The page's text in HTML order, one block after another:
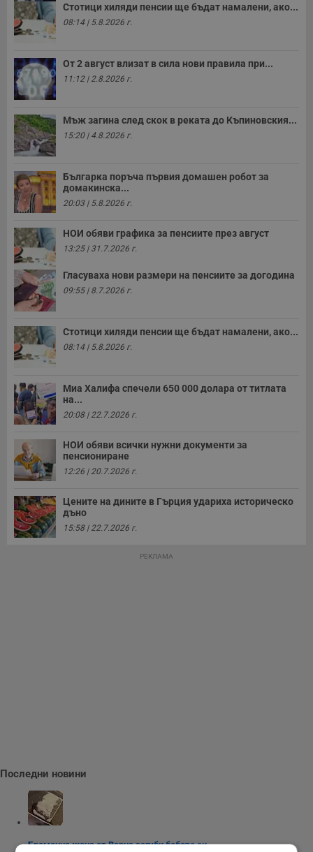
Стотици хиляди пенсии ще бъдат намалени, ако...
08:14 | 5.8.2026 г.
От 2 август влизат в сила нови правила при...
11:12 | 2.8.2026 г.
Мъж загина след скок в реката до Къпиновския...
15:20 | 4.8.2026 г.
Българка поръча първия домашен робот за
домакинска...
20:03 | 5.8.2026 г.
НОИ обяви графика за пенсиите през август
13:25 | 31.7.2026 г.
Гласуваха нови размери на пенсиите за догодина
09:55 | 8.7.2026 г.
Стотици хиляди пенсии ще бъдат намалени, ако...
08:14 | 5.8.2026 г.
Миа Халифа спечели 650 000 долара от титлата
на...
20:08 | 22.7.2026 г.
НОИ обяви всички нужни документи за
пенсиониране
12:26 | 20.7.2026 г.
Цените на дините в Гърция удариха историческо
дъно
15:58 | 22.7.2026 г.
РЕКЛАМА
Последни новини
Бременна жена от Варна загуби бебето си